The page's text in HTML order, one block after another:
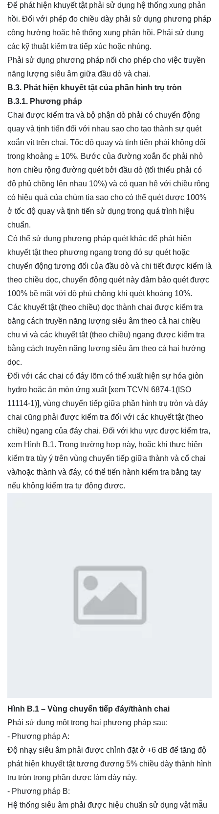
Để phát hiện khuyết tật phải sử dụng hệ thống xung phản
hồi. Đối với phép đo chiều dày phải sử dụng phương pháp
cộng hưởng hoặc hệ thống xung phản hồi. Phải sử dụng
các kỹ thuật kiểm tra tiếp xúc hoặc nhúng.
Phải sử dụng phương pháp nối cho phép cho việc truyền
năng lượng siêu âm giữa đầu dò và chai.
B.3. Phát hiện khuyết tật của phần hình trụ tròn
B.3.1. Phương pháp
Chai được kiểm tra và bộ phận dò phải có chuyển động
quay và tịnh tiến đối với nhau sao cho tạo thành sự quét
xoắn vít trên chai. Tốc độ quay và tịnh tiến phải không đổi
trong khoảng ± 10%. Bước của đường xoắn ốc phải nhỏ
hơn chiều rộng đường quét bởi đầu dò (tối thiểu phải có
độ phủ chồng lên nhau 10%) và có quan hệ với chiều rộng
có hiệu quả của chùm tia sao cho có thể quét được 100%
ở tốc độ quay và tịnh tiến sử dụng trong quá trình hiệu
chuẩn.
Có thể sử dụng phương pháp quét khác để phát hiện
khuyết tật theo phương ngang trong đó sự quét hoặc
chuyển động tương đối của đầu dò và chi tiết được kiểm là
theo chiều dọc, chuyển động quét này đảm bảo quét được
100% bề mặt với độ phủ chồng khi quét khoảng 10%.
Các khuyết tật (theo chiều) dọc thành chai được kiểm tra
bằng cách truyền năng lượng siêu âm theo cả hai chiều
chu vi và các khuyết tật (theo chiều) ngang được kiểm tra
bằng cách truyền năng lượng siêu âm theo cả hai hướng
dọc.
Đối với các chai có đáy lõm có thể xuất hiện sự hóa giòn
hydro hoặc ăn mòn ứng xuất [xem TCVN 6874-1(ISO
11114-1)], vùng chuyển tiếp giữa phần hình trụ tròn và đáy
chai cũng phải được kiểm tra đối với các khuyết tật (theo
chiều) ngang của đáy chai. Đối với khu vực được kiểm tra,
xem Hình B.1. Trong trường hợp này, hoặc khi thực hiện
kiểm tra tùy ý trên vùng chuyển tiếp giữa thành và cổ chai
và/hoặc thành và đáy, có thể tiến hành kiểm tra bằng tay
nếu không kiểm tra tự động được.
Hình B.1 – Vùng chuyển tiếp đáy/thành chai
Phải sử dụng một trong hai phương pháp sau:
- Phương pháp A:
Độ nhạy siêu âm phải được chỉnh đặt ở +6 dB để tăng độ
phát hiện khuyết tật tương đương 5% chiều dày thành hình
trụ tròn trong phần được làm dày này.
- Phương pháp B:
Hệ thống siêu âm phải được hiệu chuẩn sử dụng vật mẫu